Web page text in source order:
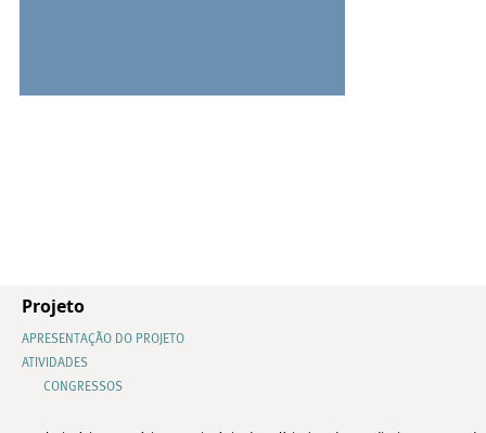
Projeto
APRESENTAÇÃO DO PROJETO
ATIVIDADES
CONGRESSOS